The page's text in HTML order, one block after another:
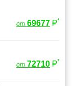
от 69677 *
от 72710 *